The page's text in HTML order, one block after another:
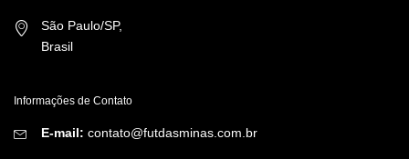
São Paulo/SP,
Brasil
Informações de Contato
E-mail: contato@futdasminas.com.br